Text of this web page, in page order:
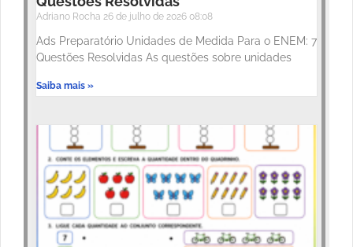
Adriano Rocha 26 de julho de 2026 08:08
Ads Preparatório Unidades de Medida Para o ENEM: 7
Questões Resolvidas As questões sobre unidades
Saiba mais »